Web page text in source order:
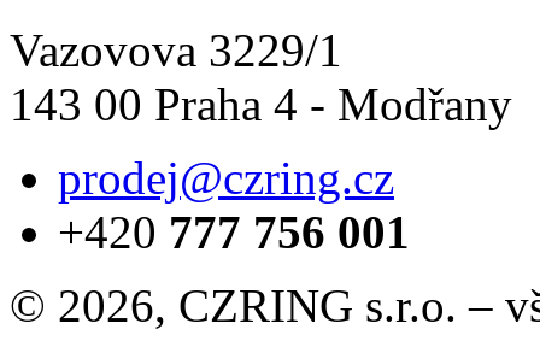
Vazovova 3229/1
143 00 Praha 4 - Modřany
prodej@czring.cz
+420 777 756 001
© 2026, CZRING s.r.o. –